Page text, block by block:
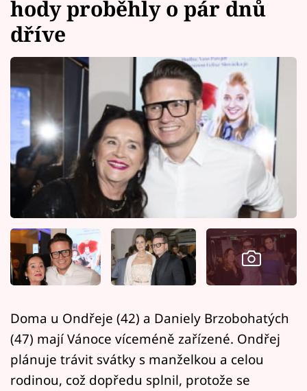
Celebrity
Vztahy
Seriály
Horoskopy
Sledujte prima+
Filmový festival Karlovy Vary
Pořady
Mámy sobě
Sledujte nás
hody proběhly o pár dnů
dříve
Doma u Ondřeje (42) a Daniely Brzobohatých
(47) mají Vánoce víceméně zařízené. Ondřej
plánuje trávit svátky s manželkou a celou
rodinou, což dopředu splnil, protože se